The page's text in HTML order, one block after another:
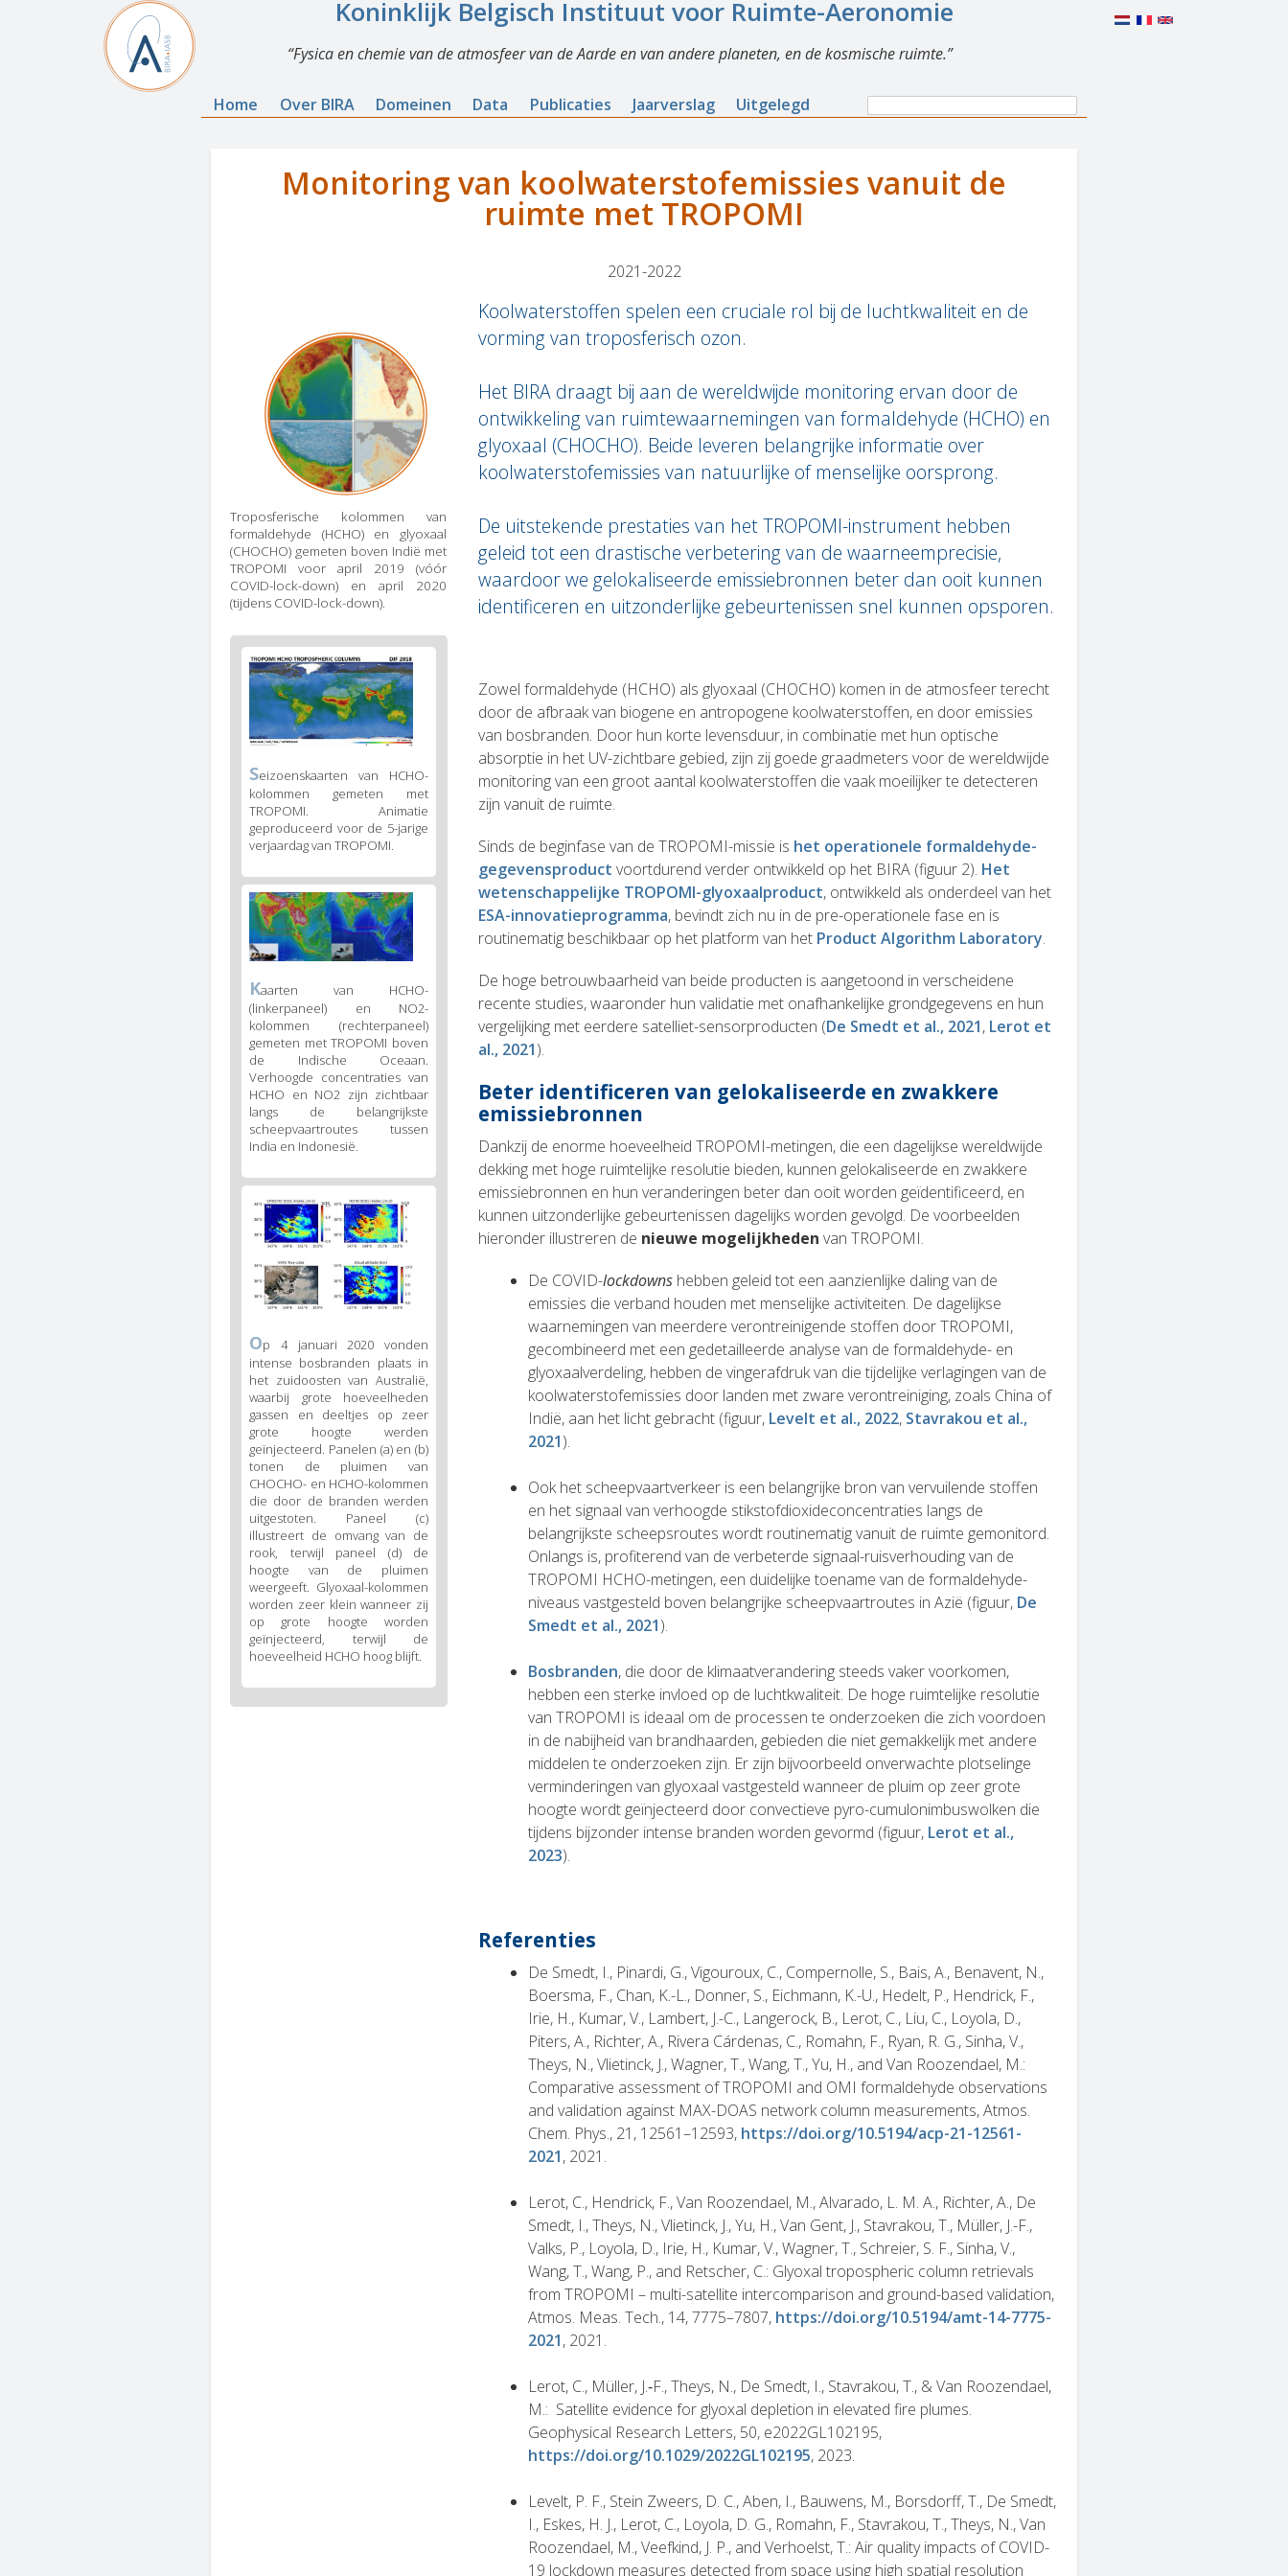
Koninklijk Belgisch Instituut voor Ruimte-Aeronomie
Fysica en chemie van de atmosfeer van de Aarde en van andere planeten, en de kosmische ruimte.
Home Over BIRA Domeinen Data Publicaties Jaarverslag Uitgelegd
Search
Search
Monitoring van koolwaterstofemissies vanuit de
ruimte met TROPOMI
2021-2022
Koolwaterstoffen spelen een cruciale rol bij de luchtkwaliteit en de
vorming van troposferisch ozon.
Het BIRA draagt bij aan de wereldwijde monitoring ervan door de
ontwikkeling van ruimtewaarnemingen van formaldehyde (HCHO) en
glyoxaal (CHOCHO). Beide leveren belangrijke informatie over
koolwaterstofemissies van natuurlijke of menselijke oorsprong.
De uitstekende prestaties van het TROPOMI-instrument hebben
geleid tot een drastische verbetering van de waarneemprecisie,
waardoor we gelokaliseerde emissiebronnen beter dan ooit kunnen
identificeren en uitzonderlijke gebeurtenissen snel kunnen opsporen.
Zowel formaldehyde (HCHO) als glyoxaal (CHOCHO) komen in de atmosfeer terecht
door de afbraak van biogene en antropogene koolwaterstoffen, en door emissies
van bosbranden. Door hun korte levensduur, in combinatie met hun optische
absorptie in het UV-zichtbare gebied, zijn zij goede graadmeters voor de wereldwijde
monitoring van een groot aantal koolwaterstoffen die vaak moeilijker te detecteren
zijn vanuit de ruimte.
Sinds de beginfase van de TROPOMI-missie is het operationele formaldehyde-
gegevensproduct voortdurend verder ontwikkeld op het BIRA (figuur 2). Het
wetenschappelijke TROPOMI-glyoxaalproduct, ontwikkeld als onderdeel van het
ESA-innovatieprogramma, bevindt zich nu in de pre-operationele fase en is
routinematig beschikbaar op het platform van het Product Algorithm Laboratory.
De hoge betrouwbaarheid van beide producten is aangetoond in verscheidene
recente studies, waaronder hun validatie met onafhankelijke grondgegevens en hun
vergelijking met eerdere satelliet-sensorproducten (De Smedt et al., 2021, Lerot et
al., 2021).
Beter identificeren van gelokaliseerde en zwakkere
emissiebronnen
Dankzij de enorme hoeveelheid TROPOMI-metingen, die een dagelijkse wereldwijde
dekking met hoge ruimtelijke resolutie bieden, kunnen gelokaliseerde en zwakkere
emissiebronnen en hun veranderingen beter dan ooit worden geïdentificeerd, en
kunnen uitzonderlijke gebeurtenissen dagelijks worden gevolgd. De voorbeelden
hieronder illustreren de nieuwe mogelijkheden van TROPOMI.
De COVID-lockdowns hebben geleid tot een aanzienlijke daling van de
emissies die verband houden met menselijke activiteiten. De dagelijkse
waarnemingen van meerdere verontreinigende stoffen door TROPOMI,
gecombineerd met een gedetailleerde analyse van de formaldehyde- en
glyoxaalverdeling, hebben de vingerafdruk van die tijdelijke verlagingen van de
koolwaterstofemissies door landen met zware verontreiniging, zoals China of
Indië, aan het licht gebracht (figuur, Levelt et al., 2022, Stavrakou et al.,
2021).
Ook het scheepvaartverkeer is een belangrijke bron van vervuilende stoffen
en het signaal van verhoogde stikstofdioxideconcentraties langs de
belangrijkste scheepsroutes wordt routinematig vanuit de ruimte gemonitord.
Onlangs is, profiterend van de verbeterde signaal-ruisverhouding van de
TROPOMI HCHO-metingen, een duidelijke toename van de formaldehyde-
niveaus vastgesteld boven belangrijke scheepvaartroutes in Azië (figuur, De
Smedt et al., 2021).
Bosbranden, die door de klimaatverandering steeds vaker voorkomen,
hebben een sterke invloed op de luchtkwaliteit. De hoge ruimtelijke resolutie
van TROPOMI is ideaal om de processen te onderzoeken die zich voordoen
in de nabijheid van brandhaarden, gebieden die niet gemakkelijk met andere
middelen te onderzoeken zijn. Er zijn bijvoorbeeld onverwachte plotselinge
verminderingen van glyoxaal vastgesteld wanneer de pluim op zeer grote
hoogte wordt geïnjecteerd door convectieve pyro-cumulonimbuswolken die
tijdens bijzonder intense branden worden gevormd (figuur, Lerot et al.,
2023).
Referenties
De Smedt, I., Pinardi, G., Vigouroux, C., Compernolle, S., Bais, A., Benavent, N.,
Boersma, F., Chan, K.-L., Donner, S., Eichmann, K.-U., Hedelt, P., Hendrick, F.,
Irie, H., Kumar, V., Lambert, J.-C., Langerock, B., Lerot, C., Liu, C., Loyola, D.,
Piters, A., Richter, A., Rivera Cárdenas, C., Romahn, F., Ryan, R. G., Sinha, V.,
Theys, N., Vlietinck, J., Wagner, T., Wang, T., Yu, H., and Van Roozendael, M.:
Comparative assessment of TROPOMI and OMI formaldehyde observations
and validation against MAX-DOAS network column measurements, Atmos.
Chem. Phys., 21, 12561–12593, https://doi.org/10.5194/acp-21-12561-
2021, 2021.
Lerot, C., Hendrick, F., Van Roozendael, M., Alvarado, L. M. A., Richter, A., De
Smedt, I., Theys, N., Vlietinck, J., Yu, H., Van Gent, J., Stavrakou, T., Müller, J.-F.,
Valks, P., Loyola, D., Irie, H., Kumar, V., Wagner, T., Schreier, S. F., Sinha, V.,
Wang, T., Wang, P., and Retscher, C.: Glyoxal tropospheric column retrievals
from TROPOMI – multi-satellite intercomparison and ground-based validation,
Atmos. Meas. Tech., 14, 7775–7807, https://doi.org/10.5194/amt-14-7775-
2021, 2021.
Lerot, C., Müller, J.‐F., Theys, N., De Smedt, I., Stavrakou, T., & Van Roozendael,
M.: Satellite evidence for glyoxal depletion in elevated fire plumes.
Geophysical Research Letters, 50, e2022GL102195,
https://doi.org/10.1029/2022GL102195, 2023.
Levelt, P. F., Stein Zweers, D. C., Aben, I., Bauwens, M., Borsdorff, T., De Smedt,
I., Eskes, H. J., Lerot, C., Loyola, D. G., Romahn, F., Stavrakou, T., Theys, N., Van
Roozendael, M., Veefkind, J. P., and Verhoelst, T.: Air quality impacts of COVID-
19 lockdown measures detected from space using high spatial resolution
Troposferische kolommen van
formaldehyde (HCHO) en glyoxaal
(CHOCHO) gemeten boven Indië met
TROPOMI voor april 2019 (vóór
COVID-lock-down) en april 2020
(tijdens COVID-lock-down).
Figure
2
body
text
Figure
2
caption
(legend)
Seizoenskaarten van HCHO-
kolommen gemeten met
TROPOMI. Animatie
geproduceerd voor de 5-jarige
verjaardag van TROPOMI.
Figure
3
body
text
Figure
3
caption
(legend)
Kaarten van HCHO-
(linkerpaneel) en NO2-
kolommen (rechterpaneel)
gemeten met TROPOMI boven
de Indische Oceaan.
Verhoogde concentraties van
HCHO en NO2 zijn zichtbaar
langs de belangrijkste
scheepvaartroutes tussen
India en Indonesië.
Figure
4
body
text
Figure
4
caption
(legend)
Op 4 januari 2020 vonden
intense bosbranden plaats in
het zuidoosten van Australië,
waarbij grote hoeveelheden
gassen en deeltjes op zeer
grote hoogte werden
geïnjecteerd. Panelen (a) en (b)
tonen de pluimen van
CHOCHO- en HCHO-kolommen
die door de branden werden
uitgestoten. Paneel (c)
illustreert de omvang van de
rook, terwijl paneel (d) de
hoogte van de pluimen
weergeeft. Glyoxaal-kolommen
worden zeer klein wanneer zij
op grote hoogte worden
geïnjecteerd, terwijl de
hoeveelheid HCHO hoog blijft.